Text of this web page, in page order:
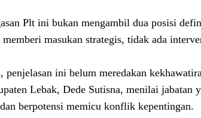
Plt ini bukan mengambil dua posisi
memberi masukan strategis, tidak ada
penjelasan ini belum meredakan
Lebak, Dede Sutisna, menilai jabatan
berpotensi memicu konflik kepentingan.